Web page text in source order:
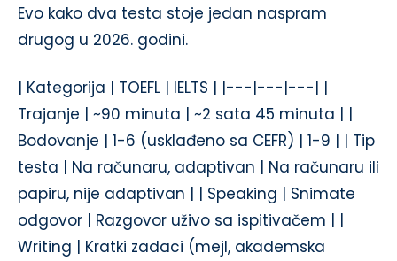
Evo kako dva testa stoje jedan naspram
drugog u 2026. godini.
| Kategorija | TOEFL | IELTS | |---|---|---| |
Trajanje | ~90 minuta | ~2 sata 45 minuta | |
Bodovanje | 1-6 (usklađeno sa CEFR) | 1-9 | | Tip
testa | Na računaru, adaptivan | Na računaru ili
papiru, nije adaptivan | | Speaking | Snimate
odgovor | Razgovor uživo sa ispitivačem | |
Writing | Kratki zadaci (mejl, akademska